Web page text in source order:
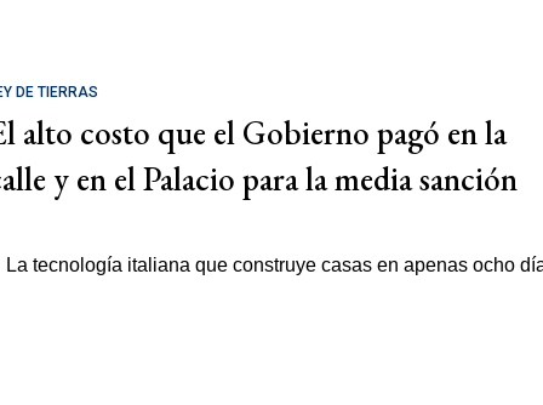
DE TIERRAS
alto costo que el Gobierno pagó en la
y en el Palacio para la media sanción